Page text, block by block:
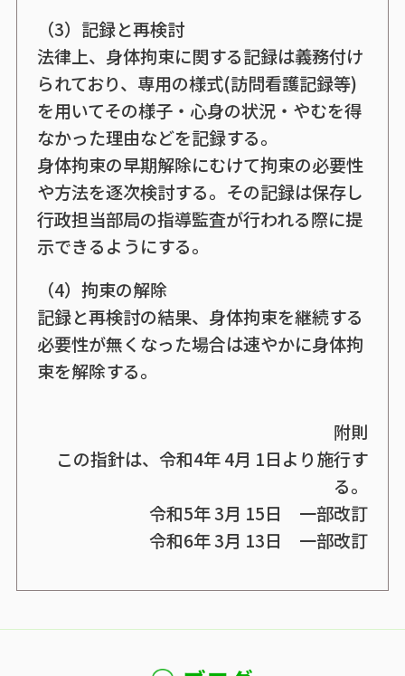
（3）記録と再検討
法律上、身体拘束に関する記録は義務付け
られており、専用の様式(訪問看護記録等)
を用いてその様子・心身の状況・やむを得
なかった理由などを記録する。
身体拘束の早期解除にむけて拘束の必要性
や方法を逐次検討する。その記録は保存し
行政担当部局の指導監査が行われる際に提
示できるようにする。
（4）拘束の解除
記録と再検討の結果、身体拘束を継続する
必要性が無くなった場合は速やかに身体拘
束を解除する。
附則
この指針は、令和4年 4月 1日より施行す
る。
令和5年 3月 15日 一部改訂
令和6年 3月 13日 一部改訂